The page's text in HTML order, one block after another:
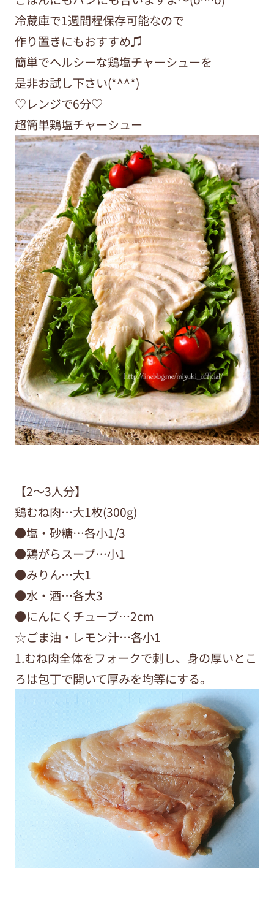
冷蔵庫で1週間程保存可能なので
作り置きにもおすすめ♫
簡単でヘルシーな鶏塩チャーシューを
是非お試し下さい(*^^*)
♡レンジで6分♡
超簡単鶏塩チャーシュー
【2〜3人分】
鶏むね肉…大1枚(300g)
●塩・砂糖…各小1/3
●鶏がらスープ…小1
●みりん…大1
●水・酒…各大3
●にんにくチューブ…2cm
☆ごま油・レモン汁…各小1
1.むね肉全体をフォークで刺し、身の厚いとこ
ろは包丁で開いて厚みを均等にする。